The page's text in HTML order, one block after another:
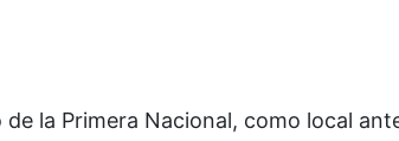
la Primera Nacional, como local